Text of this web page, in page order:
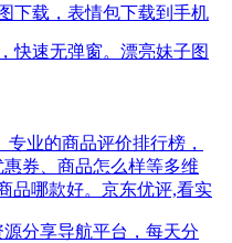
下载，表情包下载到手机
快速无弹窗。漂亮妹子图
业的商品评价排行榜，
券、商品怎么样等多维
品哪款好。京东优评,看实
分享导航平台，每天分